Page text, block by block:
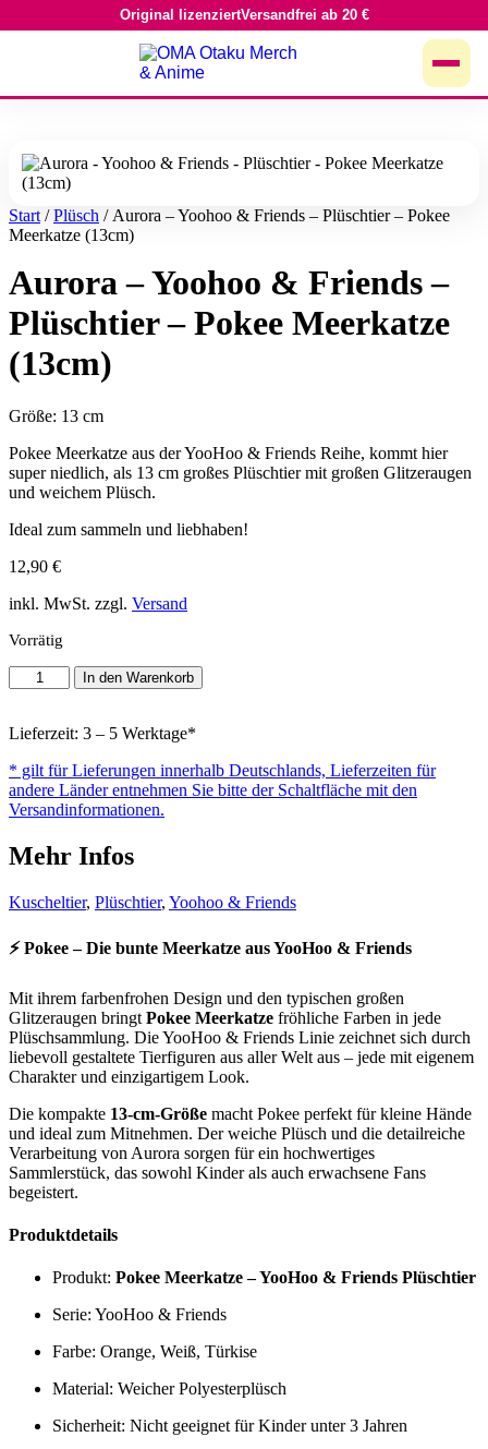
Inhalt
Original lizenziertVersandfrei ab 20 €
Start /Plüsch / Aurora – Yoohoo & Friends – Plüschtier – Pokee
Meerkatze (13cm)
Aurora – Yoohoo & Friends –
Plüschtier – Pokee Meerkatze
(13cm)
Größe: 13 cm
Pokee Meerkatze aus der YooHoo & Friends Reihe, kommt hier
super niedlich, als 13 cm großes Plüschtier mit großen Glitzeraugen
und weichem Plüsch.
Ideal zum sammeln und liebhaben!
12,90 €
inkl. MwSt. zzgl. Versand
Vorrätig
Aurora
-
&
-
Plüschtier
-
Meerkatze
(13cm)
In den Warenkorb
Lieferzeit: 3 – 5 Werktage*
* gilt für Lieferungen innerhalb Deutschlands, Lieferzeiten für
andere Länder entnehmen Sie bitte der Schaltfläche mit den
Versandinformationen.
Mehr Infos
Kuscheltier, Plüschtier, Yoohoo & Friends
⚡Pokee – Die bunte Meerkatze aus YooHoo & Friends
Mit ihrem farbenfrohen Design und den typischen großen
Glitzeraugen bringt Pokee Meerkatze fröhliche Farben in jede
Plüschsammlung. Die YooHoo & Friends Linie zeichnet sich durch
liebevoll gestaltete Tierfiguren aus aller Welt aus – jede mit eigenem
Charakter und einzigartigem Look.
Die kompakte 13-cm-Größe macht Pokee perfekt für kleine Hände
und ideal zum Mitnehmen. Der weiche Plüsch und die detailreiche
Verarbeitung von Aurora sorgen für ein hochwertiges
Sammlerstück, das sowohl Kinder als auch erwachsene Fans
begeistert.
Produktdetails
Produkt: Pokee Meerkatze – YooHoo & Friends Plüschtier
Serie: YooHoo & Friends
Farbe: Orange, Weiß, Türkise
Material: Weicher Polyesterplüsch
Sicherheit: Nicht geeignet für Kinder unter 3 Jahren